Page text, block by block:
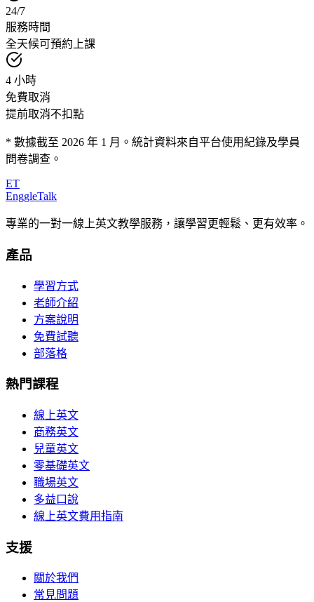
24/7
服務時間
全天候可預約上課
4 小時
免費取消
提前取消不扣點
* 數據截至 2026 年 1 月。統計資料來自平台使用紀錄及學員
問卷調查。
ET
EnggleTalk
專業的一對一線上英文教學服務，讓學習更輕鬆、更有效率。
產品
學習方式
老師介紹
方案說明
免費試聽
部落格
熱門課程
線上英文
商務英文
兒童英文
零基礎英文
職場英文
多益口說
線上英文費用指南
支援
關於我們
常見問題